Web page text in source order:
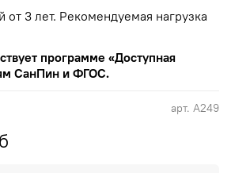
арт. А249
от 3 лет. Рекомендуемая нагрузка
программе «Доступная
СанПин и ФГОС.